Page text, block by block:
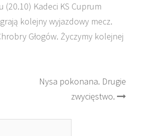
(20.10) Kadeci KS Cuprum
kolejny wyjazdowy mecz.
Głogów. Życzymy kolejnej
Nysa pokonana. Drugie
zwycięstwo.